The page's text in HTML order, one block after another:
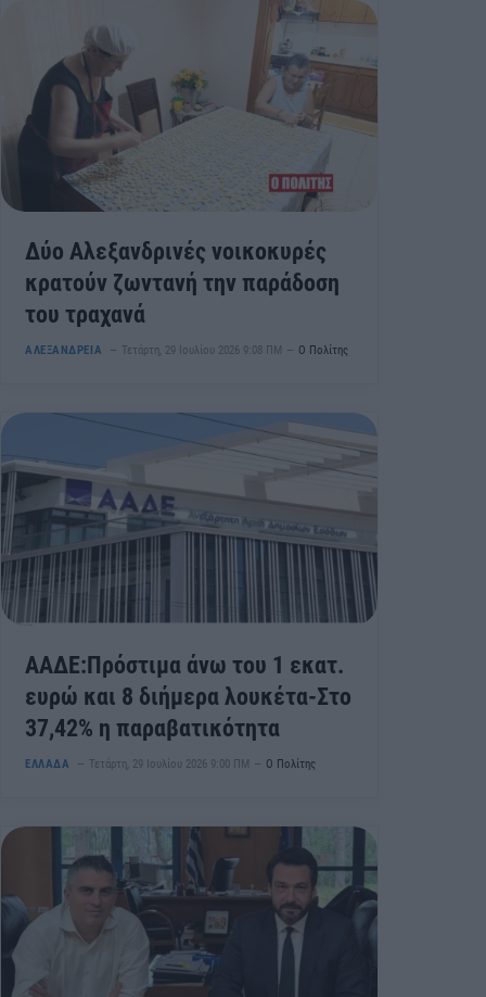
Δύο Αλεξανδρινές νοικοκυρές
κρατούν ζωντανή την παράδοση
του τραχανά
ΑΛΕΞΑΝΔΡΕΙΑ Τετάρτη, 29 Ιουλίου 2026 9:08 ΠΜ Ο Πολίτης
ΑΑΔΕ:Πρόστιμα άνω του 1 εκατ.
ευρώ και 8 διήμερα λουκέτα-Στο
37,42% η παραβατικότητα
ΕΛΛΑΔΑ Τετάρτη, 29 Ιουλίου 2026 9:00 ΠΜ Ο Πολίτης